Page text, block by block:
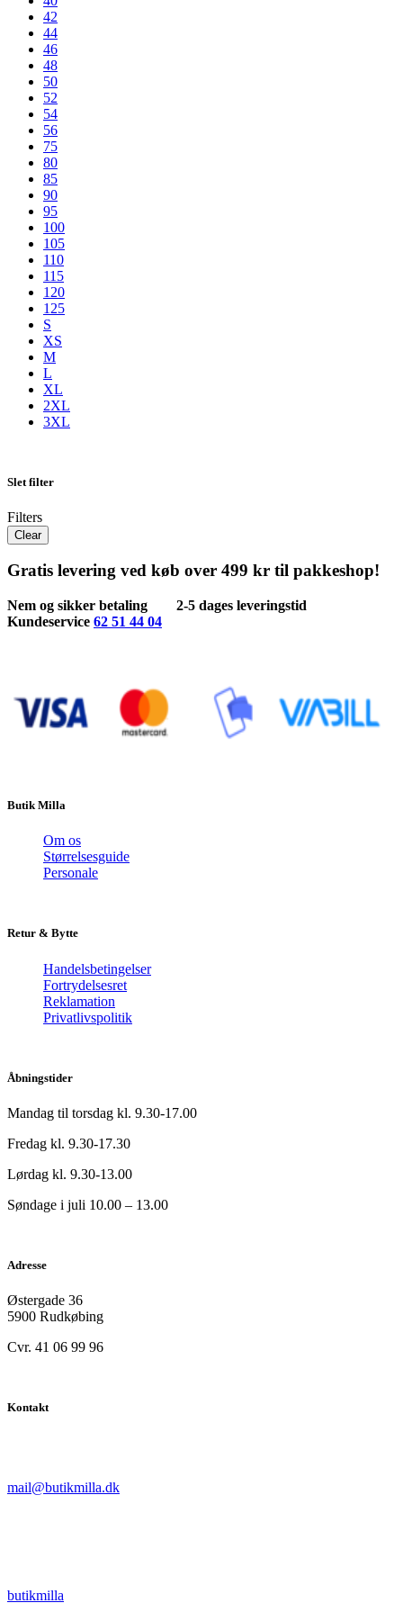
42
44
46
48
50
52
54
56
75
80
85
90
95
100
105
110
115
120
125
S
XS
M
L
XL
2XL
3XL
Slet filter
Filters
Clear
Gratis levering ved køb over 499 kr til pakkeshop!
Nem og sikker betaling
2-5 dages leveringstid
Kundeservice 62 51 44 04
Butik Milla
Om os
Størrelsesguide
Personale
Retur & Bytte
Handelsbetingelser
Fortrydelsesret
Reklamation
Privatlivspolitik
Åbningstider
Mandag til torsdag kl. 9.30-17.00
Fredag kl. 9.30-17.30
Lørdag kl. 9.30-13.00
Søndage i juli 10.00 – 13.00
Adresse
Østergade 36
5900 Rudkøbing
Cvr. 41 06 99 96
Kontakt
mail@butikmilla.dk
butikmilla